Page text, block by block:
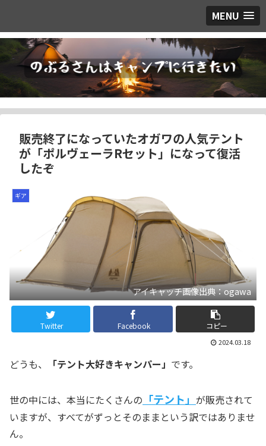
MENU
販売終了になっていたオガワの人気テント
が「ポルヴェーラRセット」になって復活
したぞ
ギア
アイキャッチ画像出典：ogawa
Twitter Facebook コピー
2024.03.18
どうも、 「テント大好きキャンパー」 です。
世の中には、本当にたくさんの 「テント」 が販売されて
いますが、すべてがずっとそのままという訳ではありませ
ん。